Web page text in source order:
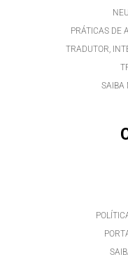
PRÁTICAS DE
TRADUTOR,
SAIBA